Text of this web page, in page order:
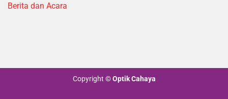
Berita dan Acara
Copyright ©Optik Cahaya